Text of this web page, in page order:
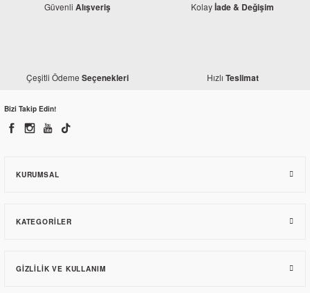
Bajaj
1.235,54 TL
Güvenli Alışveriş Kolayİade & Değişim
Çeşitli Ödeme Seçenekleri Hızlı Teslimat
Bizi Takip Edin!
KURUMSAL
KATEGORILER
GIZLILIK VE KULLANIM